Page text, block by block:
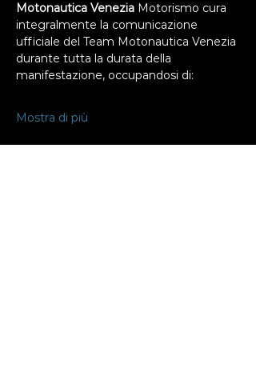
Motonautica Venezia Motorismo cura
integralmente la comunicazione
ufficiale del Team Motonautica Venezia
durante tutta la durata della
manifestazione, occupandosi di:
Mostra di più